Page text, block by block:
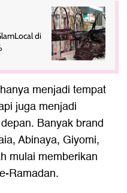
di
menjadi tempat
juga menjadi
Banyak brand
Abinaya, Giyomi,
mulai memberikan
Ramadan.